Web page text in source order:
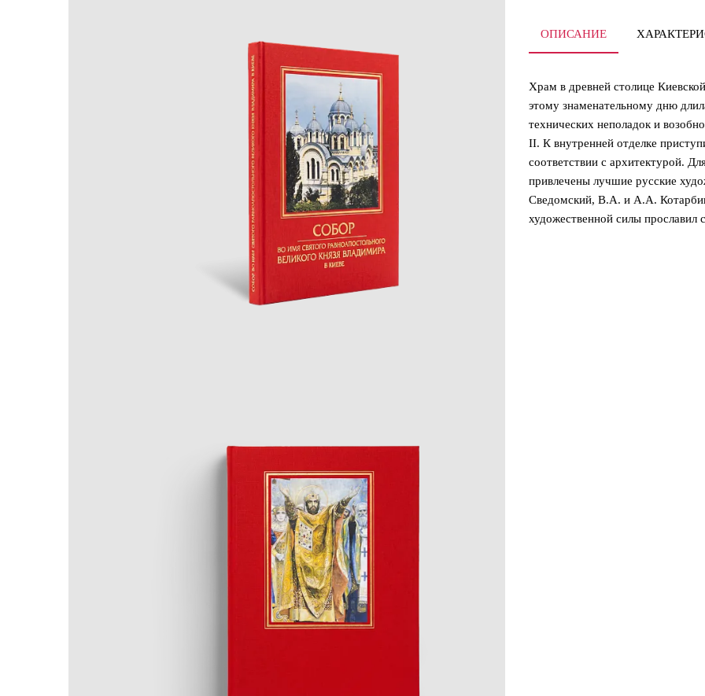
ОПИСАНИЕ
Храм в древней столице
этому знаменательному дню
технических неполадок и
II. К внутренней отделке
соответствии с архитектурой.
привлечены лучшие русские
Сведомский, В.А. и А.А.
художественной силы прославил